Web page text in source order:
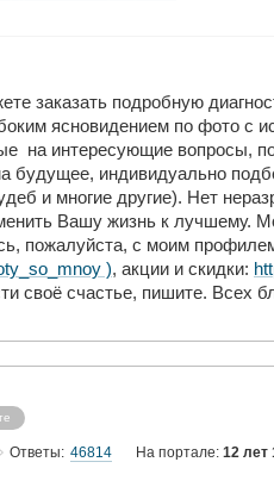
заказать подробную
ясновидением по фото с
на интересующие
будущее, индивидуально
и многие другие). Нет
Вашу жизнь к лучшему.
пожалуйста, с моим
), акции и скидки:
своё счастье, пишите. Всех
Ответы: 46814 На портале: 12 лет